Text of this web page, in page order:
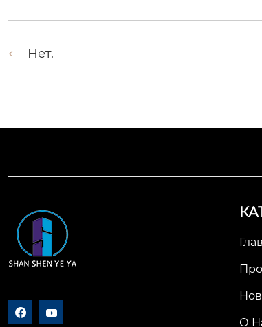
Нет.
 
О